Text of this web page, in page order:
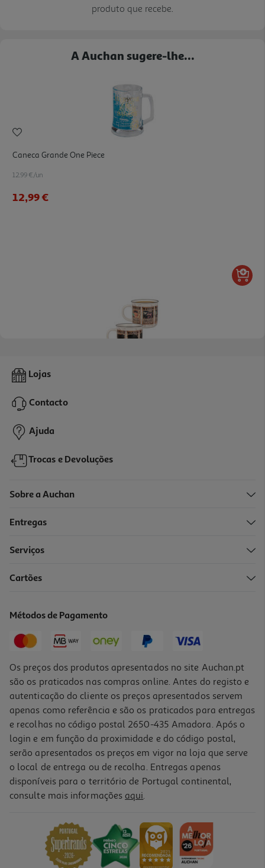
produto que recebe.
A Auchan sugere-lhe...
Caneca Grande One Piece
12.99 €/un
12,99 €
Caneca Termossensível One Piece
11,99 €
Caneca Pokemon
Lojas
Contacto
Ajuda
Trocas e Devoluções
Sobre a Auchan
Entregas
Serviços
Cartões
Métodos de Pagamento
Os preços dos produtos apresentados no site Auchan.pt
são os praticados nas compras online. Antes do registo e
autenticação do cliente os preços apresentados servem
apenas como referência e são os praticados para entregas
e recolhas no código postal 2650-435 Amadora. Após o
login e em função da proximidade e do código postal,
serão apresentados os preços em vigor na loja que serve
o local de entrega ou de recolha. Entregas apenas
disponíveis para o território de Portugal continental,
consulte mais informações aqui.